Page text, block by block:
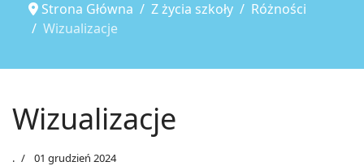
Strona Główna Z życia szkoły
Różności
Wizualizacje
Wizualizacje
. 01 grudzień 2024